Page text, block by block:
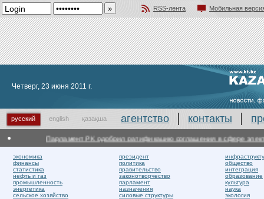
RSS-лента
Мобильная
Четверг, 23 июня 2011 г.
русский english қазақша агентство контакты
Парламент РК одобрил ратификацию соглашения в сфере
экономика
финансы
статистика
нефть и газ
промышленность
энергетика
сельское хозяйство
президент
политика
правительство
законотворчество
парламент
назначения
силовые структуры
общество
интеграция
образование
культура
наука
экология